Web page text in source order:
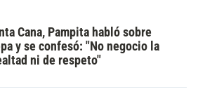
Cana, Pampita habló sobre
y se confesó: "No negocio la
ni de respeto"